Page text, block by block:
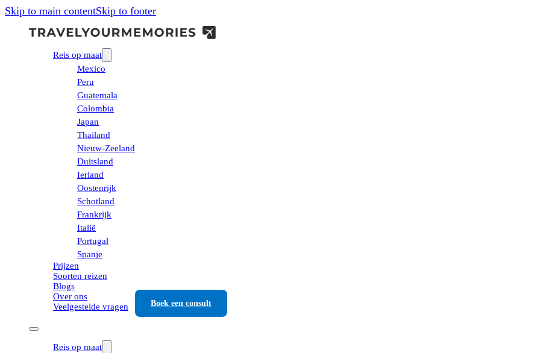
Skip to main contentSkip to footer
Reis op maat
Mexico
Peru
Guatemala
Colombia
Japan
Thailand
Nieuw-Zeeland
Duitsland
Ierland
Oostenrijk
Schotland
Frankrijk
Italië
Portugal
Spanje
Prijzen
Soorten reizen
Blogs
Over ons
Veelgestelde vragen
Reis op maat
Boek een consult